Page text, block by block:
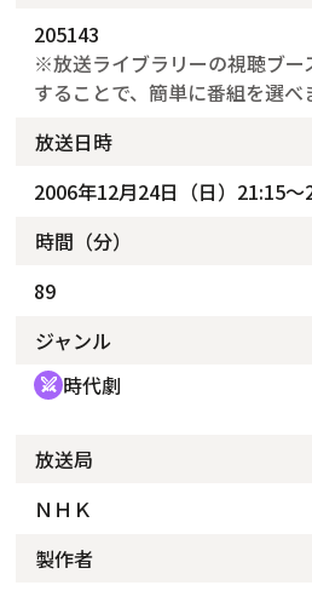
205143
※放送ライブラリーの視聴ブー
することで、簡単に番組を選べ
放送日時
2006年12月24日（日）21:15～
時間（分）
89
ジャンル
swords 時代劇
放送局
ＮＨＫ
製作者